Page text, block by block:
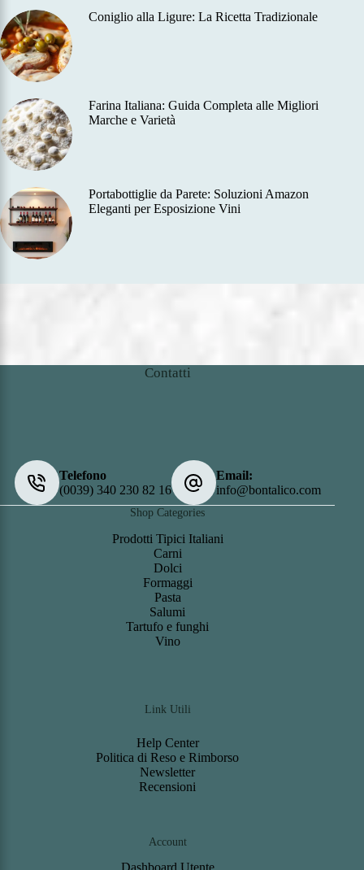
Coniglio alla Ligure: La Ricetta Tradizionale
Farina Italiana: Guida Completa alle Migliori
Marche e Varietà
Portabottiglie da Parete: Soluzioni Amazon
Eleganti per Esposizione Vini
Contatti
Telefono
(0039) 340 230 82 16
Email:
info@bontalico.com
Shop Categories
Prodotti Tipici Italiani
Carni
Dolci
Formaggi
Pasta
Salumi
Tartufo e funghi
Vino
Link Utili
Help Center
Politica di Reso e Rimborso
Newsletter
Recensioni
Account
Dashboard Utente